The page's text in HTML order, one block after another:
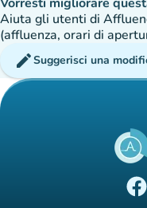
Aiuta gli utenti di
(affluenza, orari di
editSuggerisci una